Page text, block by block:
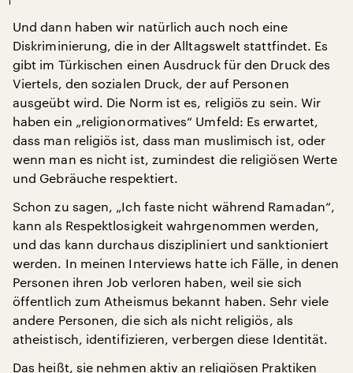
Und dann haben wir natürlich auch noch eine
Diskriminierung, die in der Alltagswelt stattfindet. Es
gibt im Türkischen einen Ausdruck für den Druck des
Viertels, den sozialen Druck, der auf Personen
ausgeübt wird. Die Norm ist es, religiös zu sein. Wir
haben ein „religionormatives“ Umfeld: Es erwartet,
dass man religiös ist, dass man muslimisch ist, oder
wenn man es nicht ist, zumindest die religiösen Werte
und Gebräuche respektiert.
Schon zu sagen, „Ich faste nicht während Ramadan“,
kann als Respektlosigkeit wahrgenommen werden,
und das kann durchaus diszipliniert und sanktioniert
werden. In meinen Interviews hatte ich Fälle, in denen
Personen ihren Job verloren haben, weil sie sich
öffentlich zum Atheismus bekannt haben. Sehr viele
andere Personen, die sich als nicht religiös, als
atheistisch, identifizieren, verbergen diese Identität.
Das heißt, sie nehmen aktiv an religiösen Praktiken